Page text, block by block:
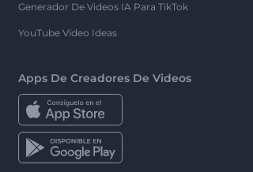
Generador De Videos IA Para TikTok
YouTube Video Ideas
Apps De Creadores De Videos